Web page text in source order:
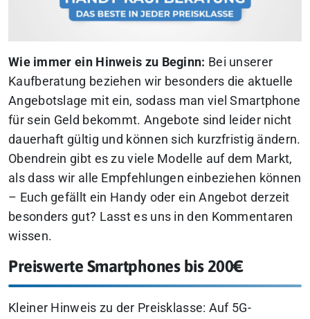
Wie immer ein Hinweis zu Beginn: Bei unserer
Kaufberatung beziehen wir besonders die aktuelle
Angebotslage mit ein, sodass man viel Smartphone
für sein Geld bekommt. Angebote sind leider nicht
dauerhaft gültig und können sich kurzfristig ändern.
Obendrein gibt es zu viele Modelle auf dem Markt,
als dass wir alle Empfehlungen einbeziehen können
– Euch gefällt ein Handy oder ein Angebot derzeit
besonders gut? Lasst es uns in den Kommentaren
wissen.
Preiswerte Smartphones bis 200€
Kleiner Hinweis zu der Preisklasse: Auf 5G-